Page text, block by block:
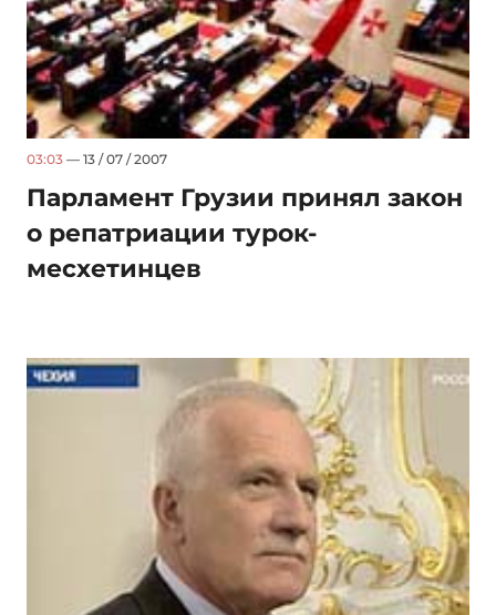
03:03 — 13 / 07 / 2007
Парламент Грузии принял закон
о репатриации турок-
месхетинцев